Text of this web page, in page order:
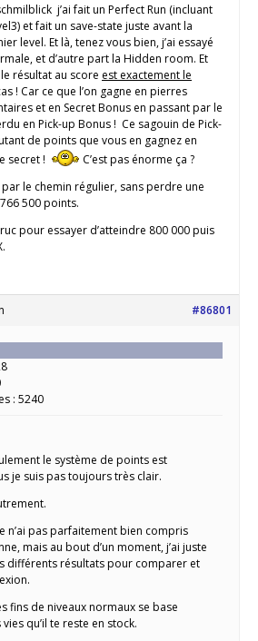
j’ai fait un Perfect Run (incluant
et fait un save-state juste avant la
level. Et là, tenez vous bien, j’ai essayé
et d’autre part la Hidden room. Et
résultat au score est exactement le
! Car ce que l’on gagne en pierres
et en Secret Bonus en passant par le
en Pick-up Bonus ! Ce sagouin de Pick-
de points que vous en gagnez en
secret !
C’est pas énorme ça ?
le chemin régulier, sans perdre une
500 points.
pour essayer d’atteindre 800 000 puis
#86801
: 5240
le système de points est
je suis pas toujours très clair.
n’ai pas parfaitement bien compris
mais au bout d’un moment, j’ai juste
différents résultats pour comparer et
fins de niveaux normaux se base
qu’il te reste en stock.